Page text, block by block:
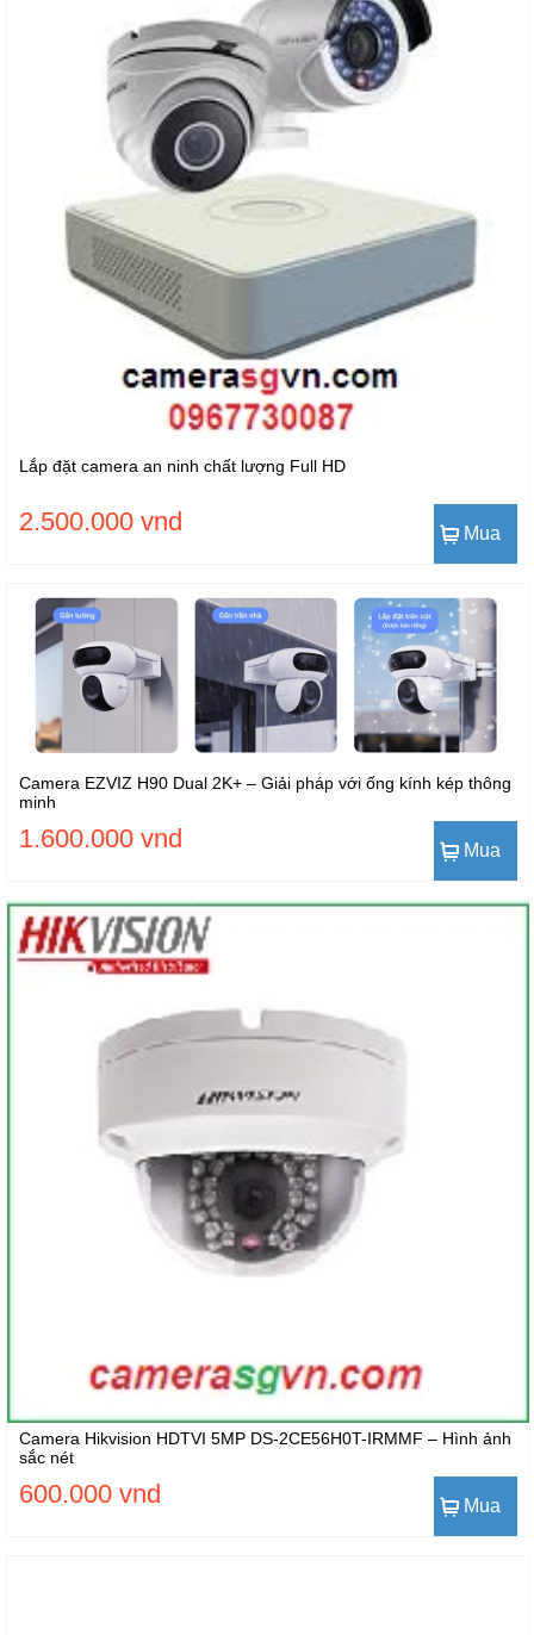
Lắp đặt camera an ninh chất lượng Full HD
2.500.000 vnd Mua
Camera EZVIZ H90 Dual 2K+ – Giải pháp với ống kính kép thông
minh
1.600.000 vnd Mua
Camera Hikvision HDTVI 5MP DS-2CE56H0T-IRMMF – Hình ảnh
sắc nét
600.000 vnd Mua